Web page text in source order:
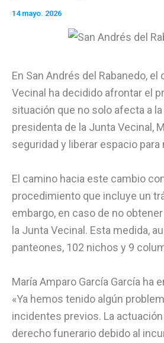
14 mayo. 2026
En San Andrés del Rabanedo,
Vecinal ha decidido afrontar el
situación que no solo afecta a
presidenta de la Junta Vecinal,
seguridad y liberar espacio
El camino hacia este cambio
procedimiento que incluye un
embargo, en caso de no
la Junta Vecinal. Esta medida,
panteones, 102 nichos y 9
María Amparo García García
«Ya hemos tenido algún
incidentes previos. La
derecho funerario debido al